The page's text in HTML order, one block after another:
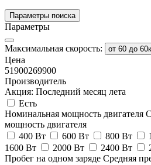
Параметры поиска
Параметры
Максимальная скорость: от 60 до
Цена
51900269900
Производитель
Акция: Последний месяц лета
Есть
Номинальная мощность двигателя
мощность двигателя
400 Вт
600 Вт 800 Вт
1600 Вт
2000 Вт 2400 Вт
Пробег на одном заряде Средняя